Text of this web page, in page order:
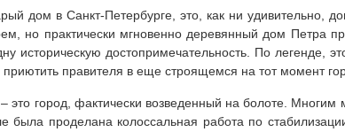
дом в Санкт-Петербурге, это, как ни удивительно,
но практически мгновенно деревянный дом Петра
историческую достопримечательность. По легенде,
приютить правителя в еще строящемся на тот момент
это город, фактически возведенный на болоте.
была проделана колоссальная работа по